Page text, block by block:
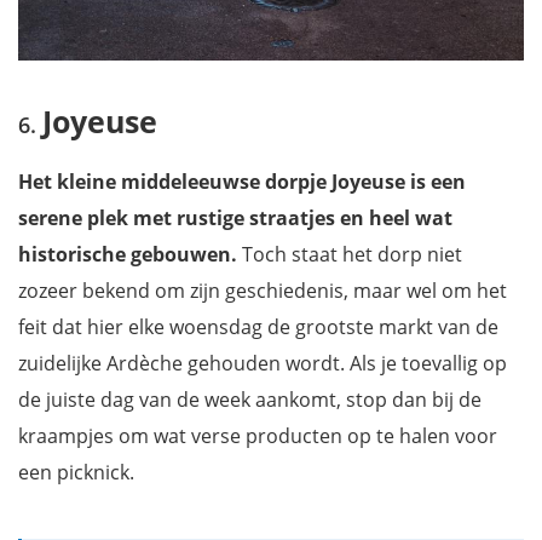
Joyeuse
Het kleine middeleeuwse dorpje Joyeuse is een
serene plek met rustige straatjes en heel wat
historische gebouwen. Toch staat het dorp niet
zozeer bekend om zijn geschiedenis, maar wel om het
feit dat hier elke woensdag de grootste markt van de
zuidelijke Ardèche gehouden wordt. Als je toevallig op
de juiste dag van de week aankomt, stop dan bij de
kraampjes om wat verse producten op te halen voor
een picknick.